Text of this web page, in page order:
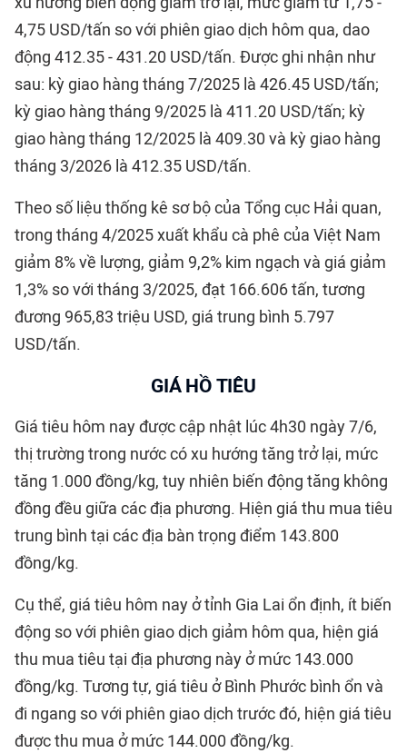
4,75 USD/tấn so với phiên giao dịch hôm qua, dao
động 412.35 - 431.20 USD/tấn. Được ghi nhận như
sau: kỳ giao hàng tháng 7/2025 là 426.45 USD/tấn;
kỳ giao hàng tháng 9/2025 là 411.20 USD/tấn; kỳ
giao hàng tháng 12/2025 là 409.30 và kỳ giao hàng
tháng 3/2026 là 412.35 USD/tấn.
Theo số liệu thống kê sơ bộ của Tổng cục Hải quan,
trong tháng 4/2025 xuất khẩu cà phê của Việt Nam
giảm 8% về lượng, giảm 9,2% kim ngạch và giá giảm
1,3% so với tháng 3/2025, đạt 166.606 tấn, tương
đương 965,83 triệu USD, giá trung bình 5.797
USD/tấn.
GIÁ HỒ TIÊU
Giá tiêu hôm nay được cập nhật lúc 4h30 ngày 7/6,
thị trường trong nước có xu hướng tăng trở lại, mức
tăng 1.000 đồng/kg, tuy nhiên biến động tăng không
đồng đều giữa các địa phương. Hiện giá thu mua tiêu
trung bình tại các địa bàn trọng điểm 143.800
đồng/kg.
Cụ thể, giá tiêu hôm nay ở tỉnh Gia Lai ổn định, ít biến
động so với phiên giao dịch giảm hôm qua, hiện giá
thu mua tiêu tại địa phương này ở mức 143.000
đồng/kg. Tương tự, giá tiêu ở Bình Phước bình ổn và
đi ngang so với phiên giao dịch trước đó, hiện giá tiêu
được thu mua ở mức 144.000 đồng/kg.